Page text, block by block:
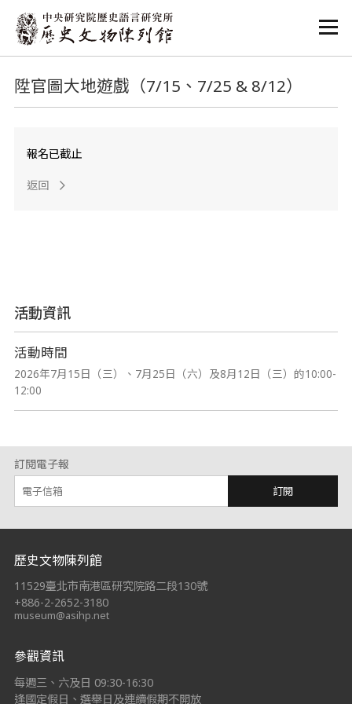
:::
:::
陞官圖大地遊戲（7/15、7/25 & 8/12）
報名已截止
返回
活動資訊
活動時間
2026年7月15日（三）、7月25日（六）及8月12日（三）的10:00-
12:00
訂閱電子報
訂閱
:::
歷史文物陳列館
11529臺北市南港區研究院路二段130號
+886-2-2652-3180
museum@asihp.net
參觀資訊
每週三、六及日 09:30-16:30
逢國定假日、選舉日及連續假期不開放